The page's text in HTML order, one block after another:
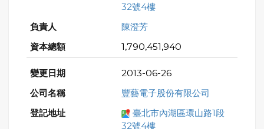
32號4樓
陳澄芳
1,790,451,940
2013-06-26
豐藝電子股份有限公司
臺北市內湖區環山路1段
32號4樓